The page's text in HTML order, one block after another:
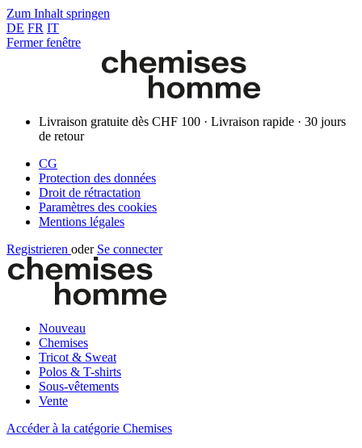
Zum Inhalt springen
DE FR IT
Fermer fenêtre
Livraison gratuite dès CHF 100 · Livraison rapide · 30 jours
de retour
CG
Protection des données
Droit de rétractation
Paramètres des cookies
Mentions légales
Registrieren oder Se connecter
Nouveau
Chemises
Tricot & Sweat
Polos & T-shirts
Sous-vêtements
Vente
Accéder à la catégorie Chemises